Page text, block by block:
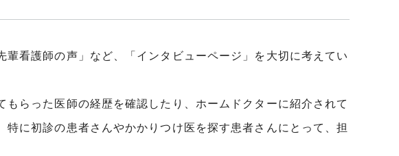
看護師の声」など、「インタビューページ」を大切に考えてい
らった医師の経歴を確認したり、ホームドクターに紹介されて
に初診の患者さんやかかりつけ医を探す患者さんにとって、担